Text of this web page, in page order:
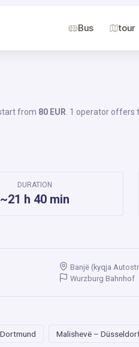
Bus tour
start from 80 EUR . 1 operator offers
DURATION
~21 h 40 min
Banjë (kyqja
Wurzburg Bahnhof
Malishevë –